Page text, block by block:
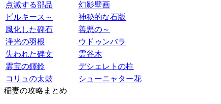
点滅する部品
幻影壁画
ビルキース～
神秘的な石版
風化した碑石
善悪の～
浄光の羽根
ウドゥンバラ
失われた碑文
霊谷木
霊宝の鐸鈴
デシェレトの柱
コリュの太鼓
シューニャター花
稲妻の攻略まとめ